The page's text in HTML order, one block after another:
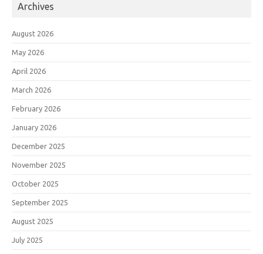
Archives
August 2026
May 2026
April 2026
March 2026
February 2026
January 2026
December 2025
November 2025
October 2025
September 2025
August 2025
July 2025